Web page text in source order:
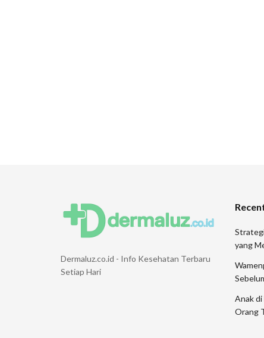
Dermaluz.co.id - Info Kesehatan Terbaru
Setiap Hari
yang
Anak di
Orang